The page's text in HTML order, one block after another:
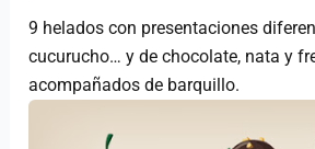
9 helados con presentaciones
cucurucho… y de chocolate, nata y
acompañados de barquillo.